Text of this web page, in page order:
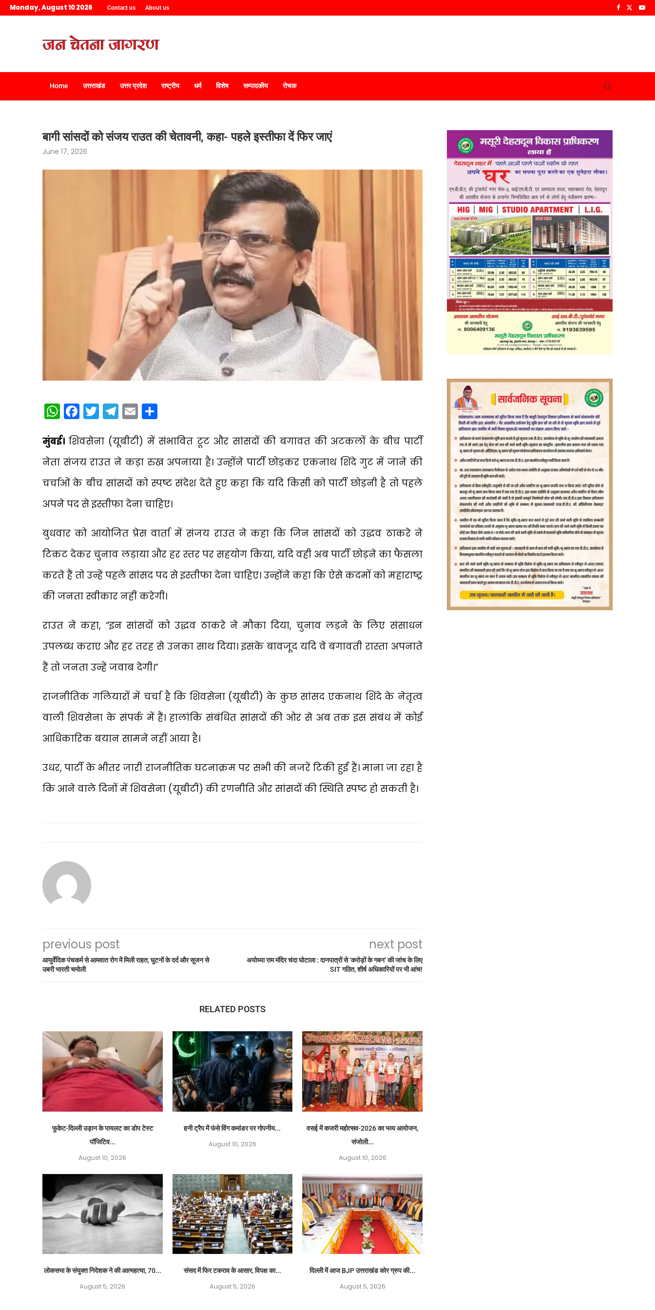
Monday, August 10 2026 Contact us About us
Home उत्तराखंड उत्तर प्रदेश राष्ट्रीय धर्म विशेष सम्पादकीय रोचक
बागी सांसदों को संजय राउत की चेतावनी, कहा- पहले इस्तीफा दें फिर जाएं
June 17, 2026
WhatsApp
Facebook
Twitter
Telegram
Email
मुंबई। शिवसेना (यूबीटी) में संभावित टूट और सांसदों की बगावत की अटकलों के बीच पार्टी
नेता संजय राउत ने कड़ा रुख अपनाया है। उन्होंने पार्टी छोड़कर एकनाथ शिंदे गुट में जाने की
चर्चाओं के बीच सांसदों को स्पष्ट संदेश देते हुए कहा कि यदि किसी को पार्टी छोड़नी है तो पहले
अपने पद से इस्तीफा देना चाहिए।
बुधवार को आयोजित प्रेस वार्ता में संजय राउत ने कहा कि जिन सांसदों को उद्धव ठाकरे ने
टिकट देकर चुनाव लड़ाया और हर स्तर पर सहयोग किया, यदि वही अब पार्टी छोड़ने का फैसला
करते हैं तो उन्हें पहले सांसद पद से इस्तीफा देना चाहिए। उन्होंने कहा कि ऐसे कदमों को महाराष्ट्र
की जनता स्वीकार नहीं करेगी।
राउत ने कहा, “इन सांसदों को उद्धव ठाकरे ने मौका दिया, चुनाव लड़ने के लिए संसाधन
उपलब्ध कराए और हर तरह से उनका साथ दिया। इसके बावजूद यदि वे बगावती रास्ता अपनाते
हैं तो जनता उन्हें जवाब देगी।”
राजनीतिक गलियारों में चर्चा है कि शिवसेना (यूबीटी) के कुछ सांसद एकनाथ शिंदे के नेतृत्व
वाली शिवसेना के संपर्क में हैं। हालांकि संबंधित सांसदों की ओर से अब तक इस संबंध में कोई
आधिकारिक बयान सामने नहीं आया है।
उधर, पार्टी के भीतर जारी राजनीतिक घटनाक्रम पर सभी की नजरें टिकी हुई हैं। माना जा रहा है
कि आने वाले दिनों में शिवसेना (यूबीटी) की रणनीति और सांसदों की स्थिति स्पष्ट हो सकती है।
previous post
आयुर्वेदिक पंचकर्म से आमवात रोग में मिली राहत, घुटनों के दर्द और सूजन से
उबरी भारती चमोली
next post
अयोध्या राम मंदिर चंदा घोटाला : दानपात्रों से ‘करोड़ों के गबन’ की जांच के लिए
SIT गठित, शीर्ष अधिकारियों पर भी आंच!
RELATED POSTS
फुकेट-दिल्ली उड़ान के पायलट का डोप टेस्ट
पॉजिटिव...
August 10, 2026
हनी ट्रैप में फंसे विंग कमांडर पर गोपनीय...
August 10, 2026
वसई में कजरी महोत्सव-2026 का भव्य आयोजन,
संजोली...
August 10, 2026
लोकसभा के संयुक्त निदेशक ने की आत्महत्या, 70...
August 5, 2026
संसद में फिर टकराव के आसार, विपक्ष का...
August 5, 2026
दिल्ली में आज BJP उत्तराखंड कोर ग्रुप की...
August 5, 2026